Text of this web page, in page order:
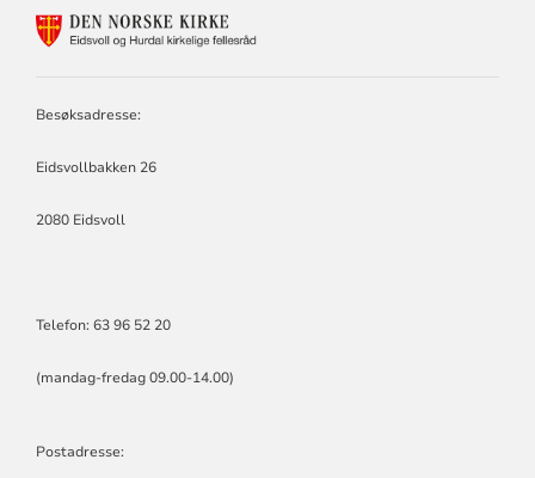
Besøksadresse:
Eidsvollbakken 26
2080 Eidsvoll
Telefon: 63 96 52 20
(mandag-fredag 09.00-14.00)
Postadresse: